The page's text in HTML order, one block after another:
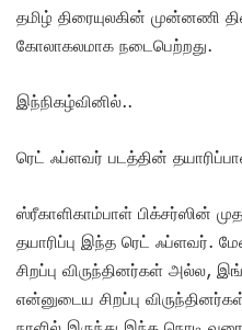
தமிழ் திரையுலகின் முன்னணி
கோலாகலமாக நடைபெற்றது.
இந்நிகழ்வினில்..
ரெட் ஃப்ளவர் படத்தின்
ஸ்ரீகாளிகாம்பாள் பிக்சர்ஸின்
தயாரிப்பு இந்த ரெட் ஃப்ளவர்.
சிறப்பு விருந்தினர்கள் அல்ல,
என்னுடைய சிறப்பு